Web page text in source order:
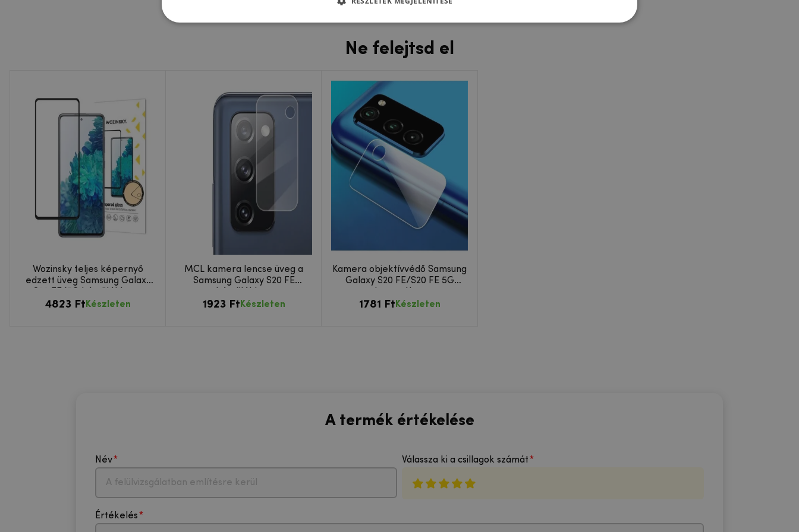
Ne felejtsd el
Wozinsky teljes képernyő
edzett üveg Samsung Galaxy
fekete
4823 Ft Készleten
MCL kamera lencse üveg a
Samsung Galaxy S20 FE
1923 Ft Készleten
Kamera objektívvédő Samsung
Galaxy S20 FE/S20 FE 5G
1781 Ft Készleten
A termék értékelése
Név Válassza ki a csillagok számát
Értékelés